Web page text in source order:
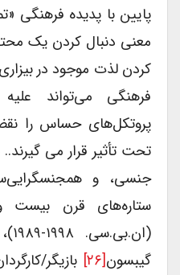
پایین با پدیده فرهنگی
معنی دنبال کردن یک
کردن لذت موجود در
فرهنگی می‌تواند
پروتکل‌های حساس را
تحت تأثیر قرار می گیرند..
جنسی، و
ستاره‌های قرن بیست و
(ان.بی.سی. ۱۹۹۸-۱۹۸۹)، مایکل ریچاردز
گیبسون[۲۶] بازیگر/